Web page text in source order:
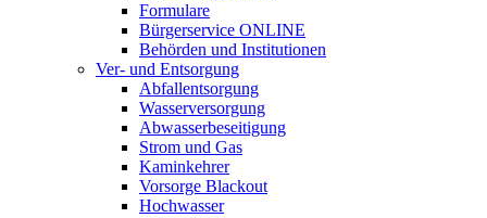
Formulare
Bürgerservice ONLINE
Behörden und Institutionen
Ver- und Entsorgung
Abfallentsorgung
Wasserversorgung
Abwasserbeseitigung
Strom und Gas
Kaminkehrer
Vorsorge Blackout
Hochwasser